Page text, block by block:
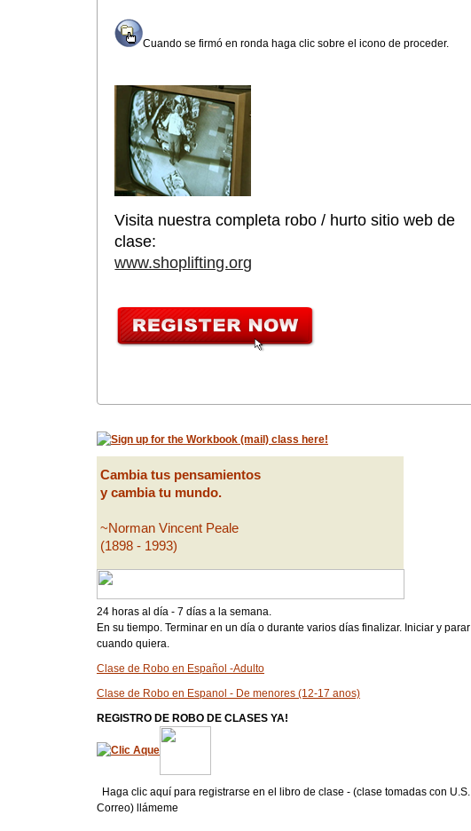
Cuando se firmó en ronda haga clic sobre el icono de proceder.
Visita nuestra completa robo / hurto sitio web de
clase:
www.shoplifting.org
Cambia tus pensamientos
y cambia tu mundo.
~Norman Vincent Peale
(1898 - 1993)
24 horas al día - 7 días a la semana.
En su tiempo. Terminar en un día o durante varios días finalizar. Iniciar y parar
cuando quiera.
Clase de Robo en Español -Adulto
Clase de Robo en Espanol - De menores (12-17 anos)
REGISTRO DE ROBO DE CLASES YA!
Haga clic aquí para registrarse en el libro de clase - (clase tomadas con U.S.
Correo) llámeme